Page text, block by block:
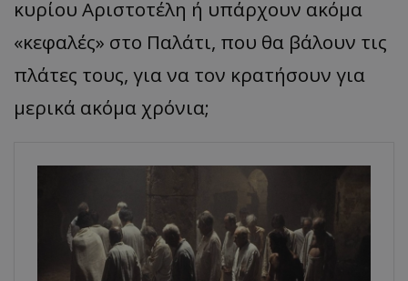
κυρίου Αριστοτέλη ή υπάρχουν ακόμα
«κεφαλές» στο Παλάτι, που θα βάλουν τις
πλάτες τους, για να τον κρατήσουν για
μερικά ακόμα χρόνια;